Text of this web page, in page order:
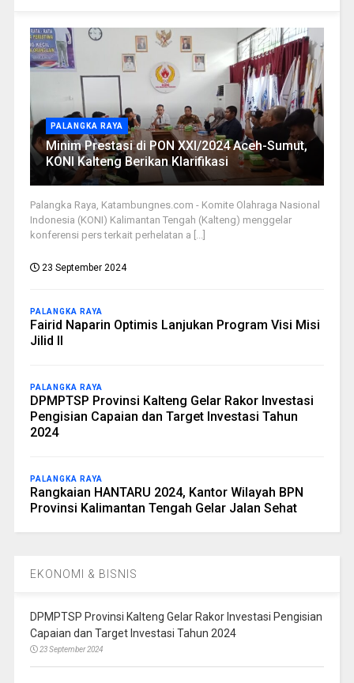
PALANGKA RAYA
Minim Prestasi di PON XXI/2024 Aceh-Sumut,
KONI Kalteng Berikan Klarifikasi
Palangka Raya, Katambungnes.com - Komite Olahraga Nasional
Indonesia (KONI) Kalimantan Tengah (Kalteng) menggelar
konferensi pers terkait perhelatan a [...]
23 September 2024
PALANGKA RAYA
Fairid Naparin Optimis Lanjukan Program Visi Misi
Jilid II
PALANGKA RAYA
DPMPTSP Provinsi Kalteng Gelar Rakor Investasi
Pengisian Capaian dan Target Investasi Tahun
2024
PALANGKA RAYA
Rangkaian HANTARU 2024, Kantor Wilayah BPN
Provinsi Kalimantan Tengah Gelar Jalan Sehat
EKONOMI & BISNIS
DPMPTSP Provinsi Kalteng Gelar Rakor Investasi Pengisian
Capaian dan Target Investasi Tahun 2024
23 September 2024